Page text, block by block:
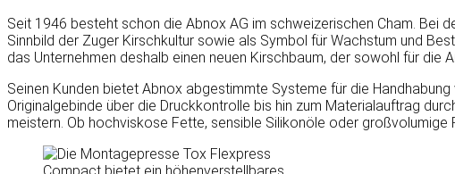
Seit 1946 besteht schon die Abnox AG im schweizerischen Cham. Bei
Sinnbild der Zuger Kirschkultur sowie als Symbol für Wachstum und
das Unternehmen deshalb einen neuen Kirschbaum, der sowohl für die
Seinen Kunden bietet Abnox abgestimmte Systeme für die
Originalgebinde über die Druckkontrolle bis hin zum Materialauftrag
meistern. Ob hochviskose Fette, sensible Silikonöle oder